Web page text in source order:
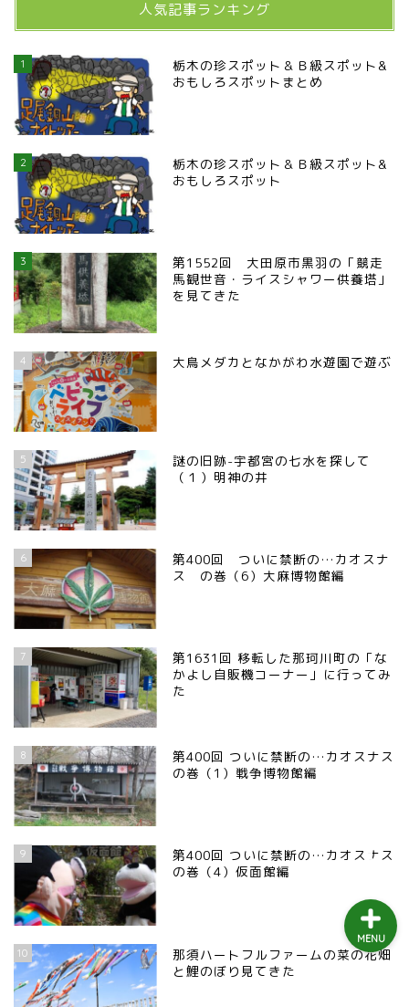
人気記事ランキング
1
栃木の珍スポット＆Ｂ級スポット&
おもしろスポットまとめ
2
栃木の珍スポット＆Ｂ級スポット&
おもしろスポット
3
第1552回 大田原市黒羽の「競走
馬観世音・ライスシャワー供養塔」
を見てきた
4 大鳥メダカとなかがわ水遊園で遊ぶ
5
謎の旧跡-宇都宮の七水を探して
（１）明神の井
6
第400回 ついに禁断の…カオスナ
ス の巻（6）大麻博物館編
7
第1631回 移転した那珂川町の「な
かよし自販機コーナー」に行ってみ
た
8
第400回 ついに禁断の…カオスナス
の巻（1）戦争博物館編
9
第400回 ついに禁断の…カオスナス
の巻（4）仮面館編
10
那須ハートフルファームの菜の花畑
と鯉のぼり見てきた
MENU
鹿沼市
市貝町
真岡市
壬生町
茂木町
埼玉ブロンコス